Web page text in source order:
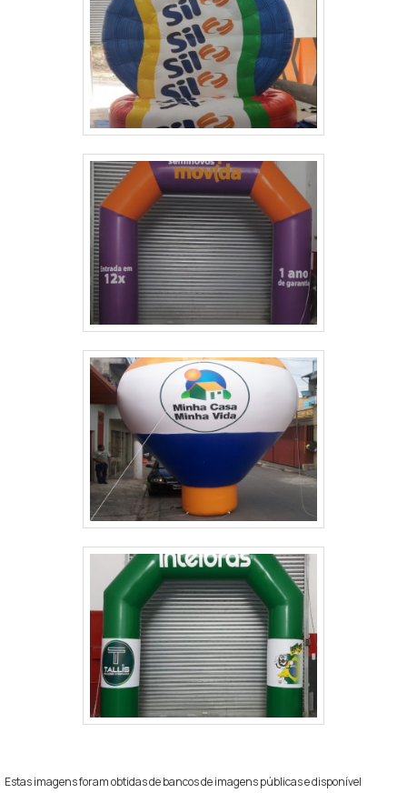
Estas imagens foram obtidas de bancos de imagens públicas e disponível